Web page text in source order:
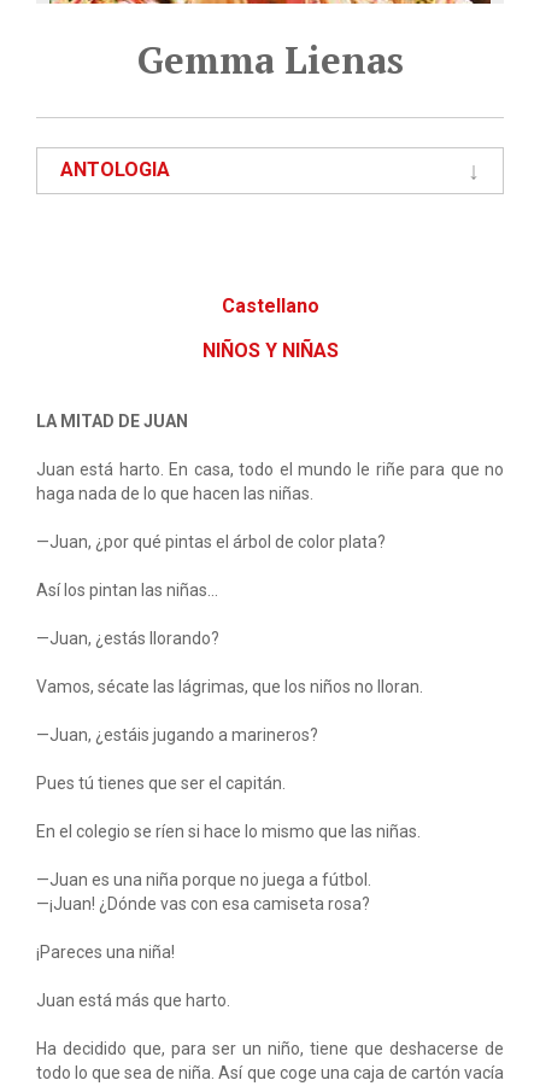
Gemma Lienas
ANTOLOGIA
Castellano
NIÑOS Y NIÑAS
LA MITAD DE JUAN
Juan está harto. En casa, todo el mundo le riñe para que no
haga nada de lo que hacen las niñas.
—Juan, ¿por qué pintas el árbol de color plata?
Así los pintan las niñas...
—Juan, ¿estás llorando?
Vamos, sécate las lágrimas, que los niños no lloran.
—Juan, ¿estáis jugando a marineros?
Pues tú tienes que ser el capitán.
En el colegio se ríen si hace lo mismo que las niñas.
—Juan es una niña porque no juega a fútbol.
—¡Juan! ¿Dónde vas con esa camiseta rosa?
¡Pareces una niña!
Juan está más que harto.
Ha decidido que, para ser un niño, tiene que deshacerse de
todo lo que sea de niña. Así que coge una caja de cartón vacía